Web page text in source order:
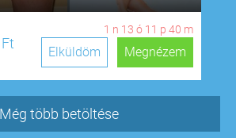
1 n 13 ó 11 p 39 m
Megnézem
Elküldöm
Még több betöltése